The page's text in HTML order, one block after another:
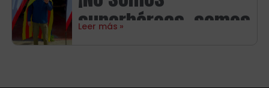
Michelin
superhéroes, somos
Leer más